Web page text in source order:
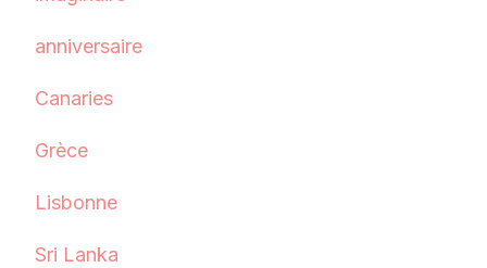
anniversaire
Canaries
Grèce
Lisbonne
Sri Lanka